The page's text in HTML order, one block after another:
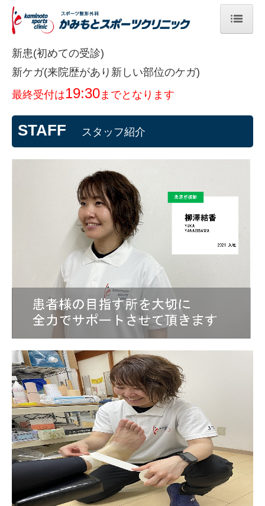
トップページ
診療案内
院長プロフィール
クリニック方針
当院が選ばれる理由
来院されてからの流れ
駐車場
手術実績
よくある質問
スタッフ募集
個人情報保護方針
自費一覧表
療担規則
新患(初めての受診)
新ケガ(来院歴があり新しい部位のケガ)
最終受付は19:30までとなります
STAFF スタッフ紹介